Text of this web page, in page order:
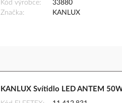
Kód výrobce
33880
Značka
KANLUX
KANLUX Svítidlo LED ANTEM